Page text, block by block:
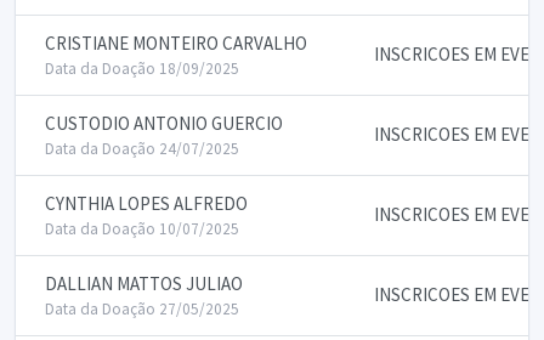
CRISTIANE MONTEIRO CARVALHO
Data da Doação 18/09/2025
INSCRICOES EM
CUSTODIO ANTONIO GUERCIO
Data da Doação 24/07/2025
INSCRICOES EM
CYNTHIA LOPES ALFREDO
Data da Doação 10/07/2025
INSCRICOES EM
DALLIAN MATTOS JULIAO
Data da Doação 27/05/2025
INSCRICOES EM